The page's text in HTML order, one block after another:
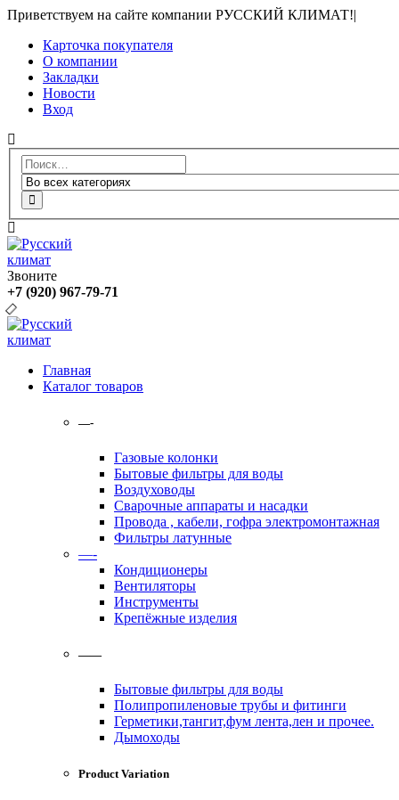
Приветствуем на сайте компании РУССКИЙ КЛИМАТ!|
Карточка покупателя
О компании
Закладки
Новости
Вход
Звоните
+7 (920) 967-79-71
Главная
Каталог товаров
—-
Газовые колонки
Бытовые фильтры для воды
Воздуховоды
Сварочные аппараты и насадки
Провода , кабели, гофра электромонтажная
Фильтры латунные
—-
Кондиционеры
Вентиляторы
Инструменты
Крепёжные изделия
——
Бытовые фильтры для воды
Полипропиленовые трубы и фитинги
Герметики,тангит,фум лента,лен и прочее.
Дымоходы
Product Variation